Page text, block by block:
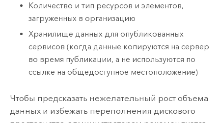
Количество и тип ресурсов и элементов,
загруженных в организацию
Хранилище данных для опубликованных
сервисов (когда данные копируются на сервер
во время публикации, а не используются по
ссылке на общедоступное местоположение)
Чтобы предсказать нежелательный рост объема
данных и избежать переполнения дискового